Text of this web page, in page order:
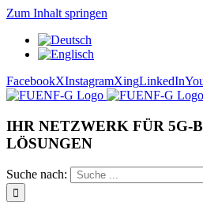
Zum Inhalt springen
FacebookXInstagramXingLinkedIn
IHR NETZWERK FÜR 5G-
LÖSUNGEN
Suche nach: